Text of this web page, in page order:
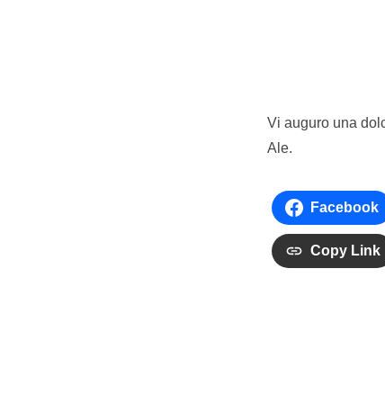
Vi auguro una
Ale.
Facebook
Copy Link